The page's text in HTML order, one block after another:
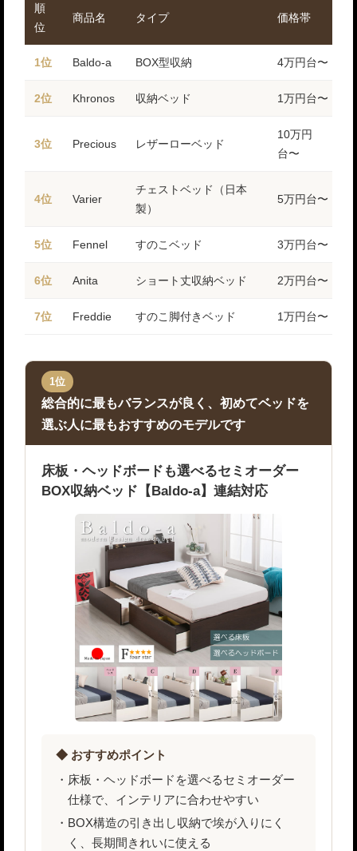
順
位
商品名 タイプ 価格帯
1位 Baldo-a BOX型収納 4万円台〜
2位 Khronos 収納ベッド 1万円台〜
3位 Precious レザーローベッド
10万円
台〜
4位 Varier
チェストベッド（日本
製）
5万円台〜
5位 Fennel すのこベッド 3万円台〜
6位 Anita ショート丈収納ベッド 2万円台〜
7位 Freddie すのこ脚付きベッド 1万円台〜
1位
総合的に最もバランスが良く、初めてベッドを
選ぶ人に最もおすすめのモデルです
床板・ヘッドボードも選べるセミオーダー
BOX収納ベッド【Baldo-a】連結対応
◆ おすすめポイント
床板・ヘッドボードを選べるセミオーダー
仕様で、インテリアに合わせやすい
BOX構造の引き出し収納で埃が入りにく
く、長期間きれいに使える